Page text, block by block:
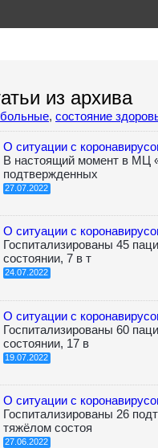
из архива
больные, состояние
О ситуации с
В настоящий момент в МЦ
подтвержденных
27.07.2022
О ситуации с
Госпитализированы 45
состоянии, 7 в т
24.07.2022
О ситуации с
Госпитализированы 60
состоянии, 17 в
19.07.2022
О ситуации с
Госпитализированы 26
тяжёлом состоя
27.06.2022